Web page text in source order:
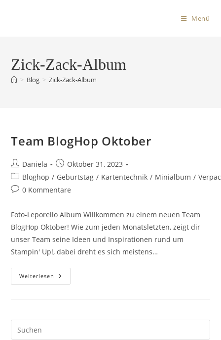
Menü
Zick-Zack-Album
> Blog > Zick-Zack-Album
Team BlogHop Oktober
Daniela
Oktober 31, 2023
Bloghop / Geburtstag / Kartentechnik / Minialbum /
0 Kommentare
Foto-Leporello Album Willkommen zu einem neuen Team
BlogHop Oktober! Wie zum jeden Monatsletzten, zeigt dir
unser Team seine Ideen und Inspirationen rund um
Stampin' Up!, dabei dreht es sich meistens…
Weiterlesen